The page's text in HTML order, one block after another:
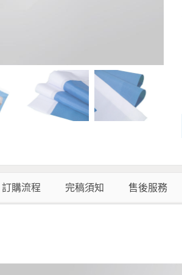
訂購流程 完稿須知 售後服務